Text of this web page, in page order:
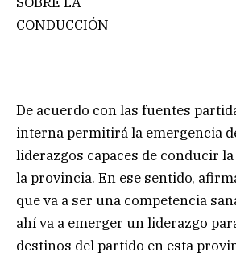
CONDUCCIÓN
De acuerdo con las fuentes
interna permitirá la emergencia
liderazgos capaces de conducir
la provincia. En ese sentido,
que va a ser una competencia
ahí va a emerger un liderazgo
destinos del partido en esta